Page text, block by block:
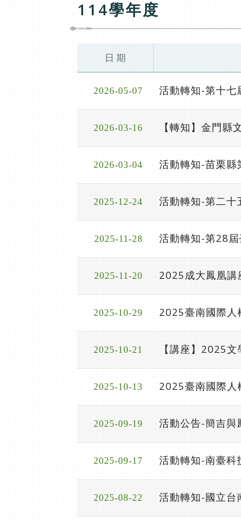
114學年度
日 期
2026-05-07 活動轉知-第十七
2026-03-16 【轉知】金門縣
2026-03-04 活動轉知-苗栗縣
2025-12-24 活動轉知-第二十
2025-11-28 活動轉知-第28
2025-11-20 2025成大鳳凰講
2025-10-29 2025臺南國際人
2025-10-21 【講座】2025
2025-10-13 2025臺南國際人
2025-09-19 活動公告-簡吉與
2025-09-17 活動轉知-南臺科
2025-08-22 活動轉知-國立台